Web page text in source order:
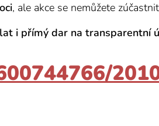
, ale akce se nemůžete
i přímý dar na transparentní